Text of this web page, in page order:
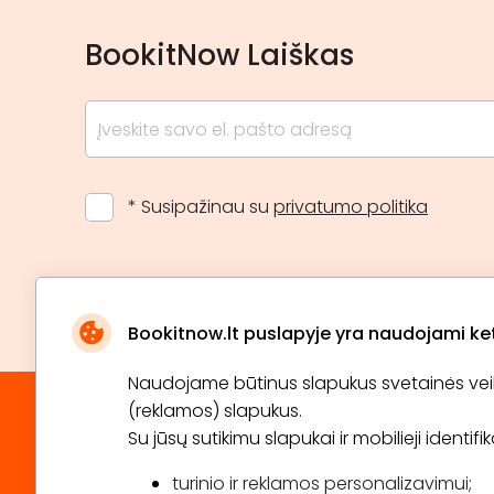
Bookitnow.lt puslapyje yra naudojami
Naudojame būtinus slapukus svetainės
(reklamos) slapukus.
Su jūsų sutikimu slapukai ir mobilieji
turinio ir reklamos personalizavimui;
Druskininkai
Palanga
2
Prienai
2
BookitNow Laiškas
* Susipažinau su privatumo politika